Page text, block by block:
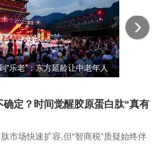
“乐老”：东方延龄让中老年人
确定？时间觉醒胶原蛋白肽“真有
市场快速扩容,但“智商税”质疑始终伴